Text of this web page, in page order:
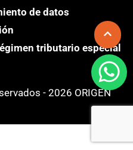
de datos
tributario especial
- 2026 ORIGEN